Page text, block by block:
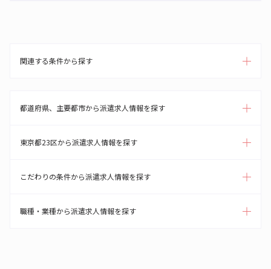
関連する条件から探す
都道府県、主要都市から派遣求人情報を探す
東京都23区から派遣求人情報を探す
こだわりの条件から派遣求人情報を探す
職種・業種から派遣求人情報を探す